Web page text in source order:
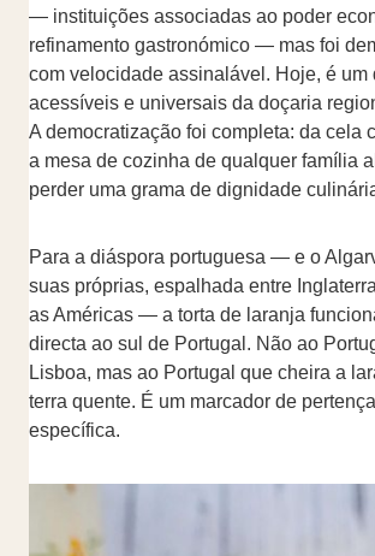
— instituições associadas ao poder
refinamento gastronómico — mas foi
com velocidade assinalável. Hoje, é um
acessíveis e universais da doçaria
A democratização foi completa: da cela
a mesa de cozinha de qualquer família
perder uma grama de dignidade
Para a diáspora portuguesa — e o
suas próprias, espalhada entre
as Américas — a torta de laranja
directa ao sul de Portugal. Não ao
Lisboa, mas ao Portugal que cheira a
terra quente. É um marcador de
específica.